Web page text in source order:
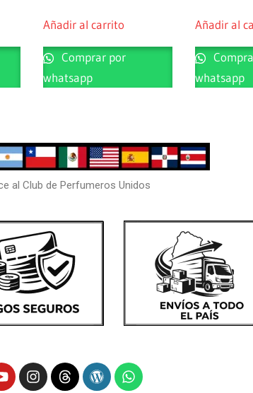
Añadir al carrito
Comprar por
whatsapp
Añadir al
whatsapp
al Club de Perfumeros Unidos